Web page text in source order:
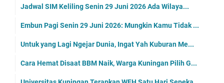
Jadwal SIM Keliling Senin 29 Juni 2026 Ada Wilaya...
Embun Pagi Senin 29 Juni 2026: Mungkin Kamu Tidak ...
Untuk yang Lagi Ngejar Dunia, Ingat Yah Kuburan Me...
Cara Hemat Disaat BBM Naik, Warga Kuningan Pilih G...